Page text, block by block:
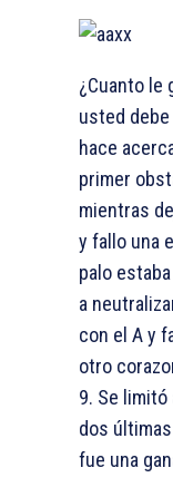
¿Cuanto le
usted
hace
primer
mientras
y fallo una
palo
a
con elA y
otro
9. Se limitó
dos
fue una